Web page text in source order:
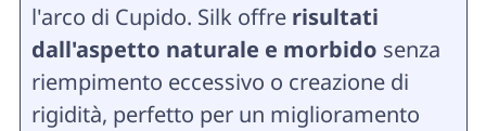
l'arco di Cupido. Silk offre risultati
dall'aspetto naturale e morbido senza
riempimento eccessivo o creazione di
rigidità, perfetto per un miglioramento